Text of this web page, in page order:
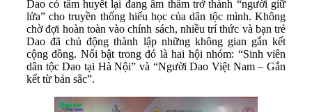
Dao có tâm huyết lại đang âm thầm trở thành “người giữ
lửa” cho truyền thống hiếu học của dân tộc mình. Không
chờ đợi hoàn toàn vào chính sách, nhiều trí thức và bạn trẻ
Dao đã chủ động thành lập những không gian gắn kết
cộng đồng. Nổi bật trong đó là hai hội nhóm: “Sinh viên
dân tộc Dao tại Hà Nội” và “Người Dao Việt Nam – Gắn
kết từ bản sắc”.